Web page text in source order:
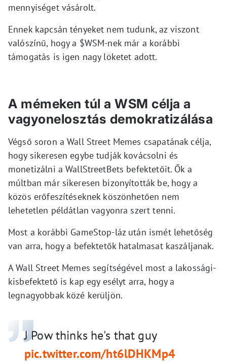
mennyiséget vásárolt.
Ennek kapcsán tényeket nem tudunk, az viszont
valószínű, hogy a $WSM-nek már a korábbi
támogatás is igen nagy löketet adott.
A mémeken túl a WSM célja a
vagyonelosztás demokratizálása
Végső soron a Wall Street Memes csapatának célja,
hogy sikeresen egybe tudják kovácsolni és
monetizálni a WallStreetBets befektetőit. Ők a
múltban már sikeresen bizonyították be, hogy a
közös erőfeszítéseknek köszönhetően nem
lehetetlen példátlan vagyonra szert tenni.
Most a korábbi GameStop-láz után ismét lehetőség
van arra, hogy a befektetők hatalmasat kaszáljanak.
A Wall Street Memes segítségével most a lakossági-
kisbefektető is kap egy esélyt arra, hogy a
legnagyobbak közé kerüljön.
J Pow thinks he's that guy
pic.twitter.com/ht6lDHKMp4